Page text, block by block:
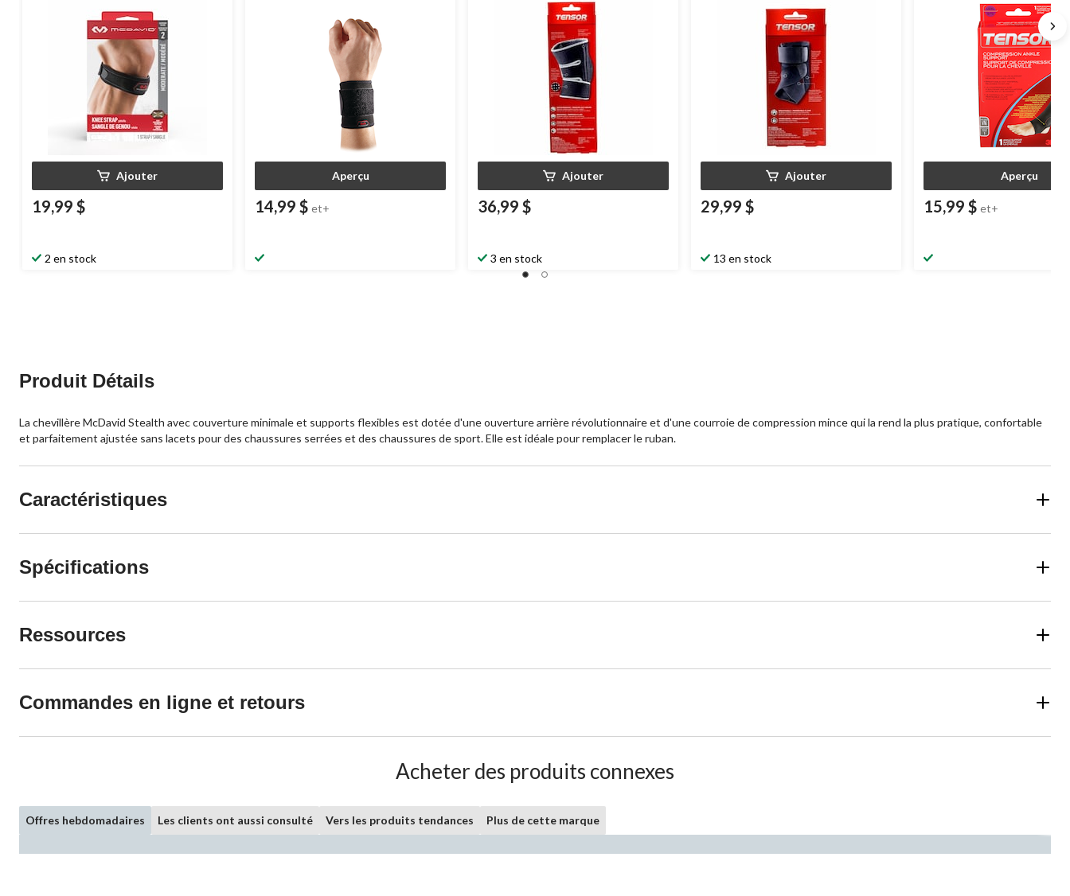
Ajouter
19,99 $
2 en stock
Aperçu
14,99 $ et+
Ajouter
36,99 $
3 en stock
Ajouter
29,99 $
13 en stock
Aperçu
15,99 $ et+
Produit Détails
La chevillère McDavid Stealth avec couverture minimale et supports flexibles est dotée d'une ouverture arrière révolutionnaire et d'une courroie de compression mince qui la rend la plus pratique, confortable
et parfaitement ajustée sans lacets pour des chaussures serrées et des chaussures de sport. Elle est idéale pour remplacer le ruban.
Caractéristiques
Spécifications
Ressources
Commandes en ligne et retours
Acheter des produits connexes
Offres hebdomadaires Les clients ont aussi consulté Vers les produits tendances Plus de cette marque